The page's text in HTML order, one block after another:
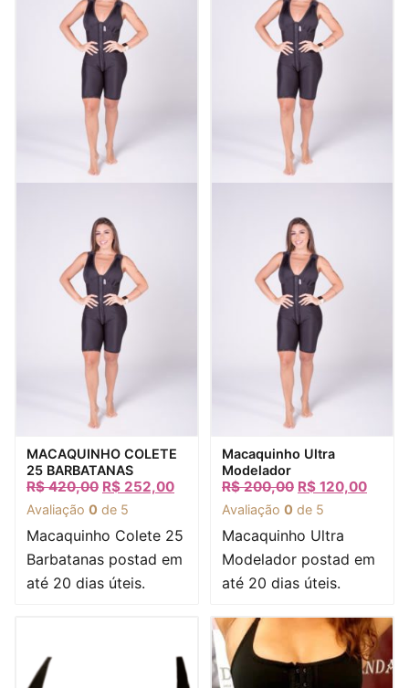
Visualização rápida
MACAQUINHO COLETE
25 BARBATANAS
R$420,00 R$ 252,00
Avaliação 0 de 5
Macaquinho Colete 25
Barbatanas postad em
até 20 dias úteis.
Visualização rápida
Macaquinho Ultra
Modelador
R$200,00 R$ 120,00
Avaliação 0 de 5
Macaquinho Ultra
Modelador postad em
até 20 dias úteis.